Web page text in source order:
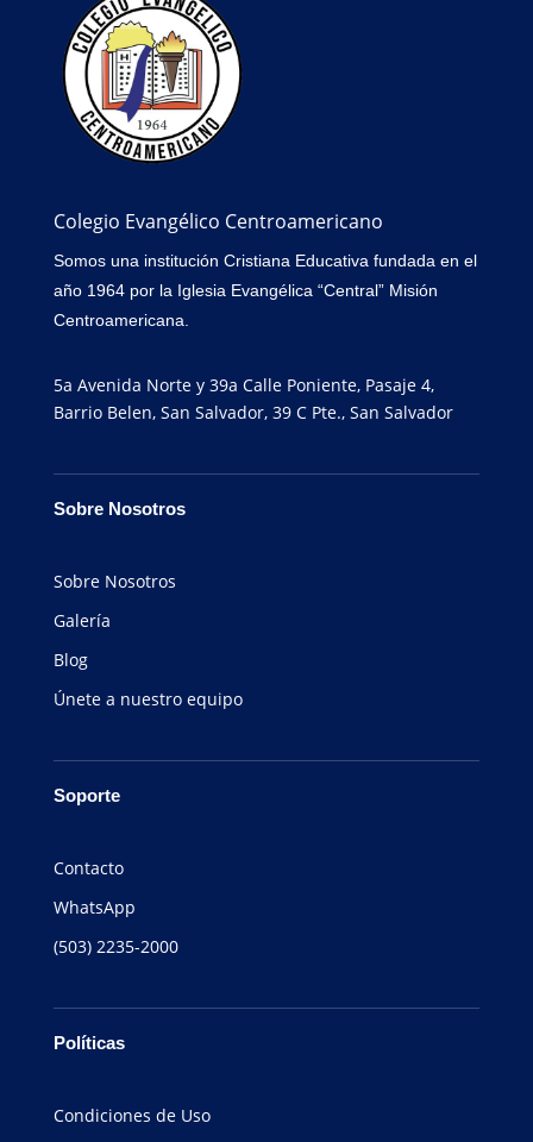
Colegio Evangélico Centroamericano
Somos una institución Cristiana Educativa fundada en el
año 1964 por la Iglesia Evangélica “Central” Misión
Centroamericana.
5a Avenida Norte y 39a Calle Poniente, Pasaje 4,
Barrio Belen, San Salvador, 39 C Pte., San Salvador
Sobre Nosotros
Sobre Nosotros
Galería
Blog
Únete a nuestro equipo
Soporte
Contacto
WhatsApp
(503) 2235-2000
Políticas
Condiciones de Uso